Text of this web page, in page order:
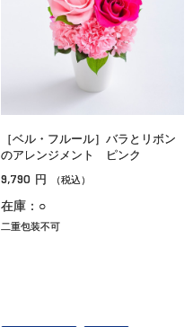
［ベル・フルール］バラとリボン
のアレンジメント ピンク
9,790 円 （税込）
在庫：○
二重包装不可